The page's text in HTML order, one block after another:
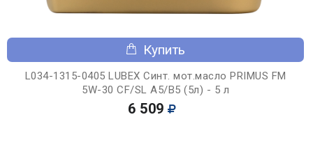
Купить
L034-1315-0405 LUBEX Синт. мот.масло PRIMUS FM
5W-30 CF/SL A5/B5 (5л) - 5 л
6 509